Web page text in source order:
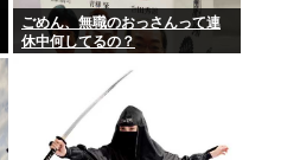
ごめん、無職のおっさんって連
休中何してるの？